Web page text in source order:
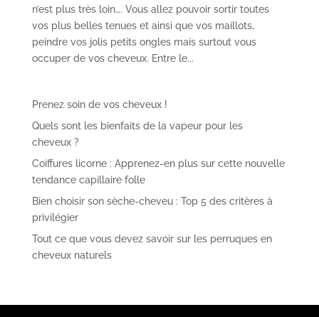
n’est plus très loin…. Vous allez pouvoir sortir toutes
vos plus belles tenues et ainsi que vos maillots,
peindre vos jolis petits ongles mais surtout vous
occuper de vos cheveux. Entre le...
Prenez soin de vos cheveux !
Quels sont les bienfaits de la vapeur pour les
cheveux ?
Coiffures licorne : Apprenez-en plus sur cette nouvelle
tendance capillaire folle
Bien choisir son sèche-cheveu : Top 5 des critères à
privilégier
Tout ce que vous devez savoir sur les perruques en
cheveux naturels